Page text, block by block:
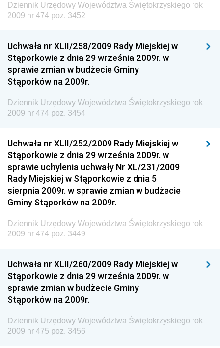
Dziennik Urzędowy Ministra Rozwoju, Pracy i
Dziennik Urzędowy Ministra Kultury, Dziedzictwa
Narodowego i Sportu
Dziennik Urzędowy Ministra Rodziny i Polityki
Społecznej
Dziennik Urzędowy Komendy Głównej Straży
Granicznej
Drogowego
Dziennik Urzędowy Narodowego Banku Polskiego
Dziennik Urzędowy Komendy Głównej Policji
Dziennik Urzędowy Ministra Pracy i Polityki
Społecznej
Dziennik Urzędowy Ministra Transportu, Budownictwa
i Gospodarki Morskiej
Dziennik Urzędowy Ministra Spraw Zagranicznych
Dziennik Urzędowy Centralnego Biura
Antykorupcyjnego
Wewnętrznego
Dziennik Urzędowy Urzędu Patentowego
Dziennik Urzędowy Województwa Świętokrzyskiego rok
2009 nr 474 poz. 3452
Uchwała nr XLII/258/2009 Rady Miejskiej w
Stąporkowie z dnia 29 września 2009r. w
sprawie zmian w budżecie Gminy
Stąporków na 2009r.
Dziennik Urzędowy Województwa Świętokrzyskiego rok
2009 nr 474 poz. 3454
Uchwała nr XLII/252/2009 Rady Miejskiej w
Stąporkowie z dnia 29 września 2009r. w
sprawie uchylenia uchwały Nr XL/231/2009
Rady Miejskiej w Stąporkowie z dnia 5
sierpnia 2009r. w sprawie zmian w budżecie
Gminy Stąporków na 2009r.
Dziennik Urzędowy Województwa Świętokrzyskiego rok
2009 nr 474 poz. 3449
Uchwała nr XLII/260/2009 Rady Miejskiej w
Stąporkowie z dnia 29 września 2009r. w
sprawie zmian w budżecie Gminy
Stąporków na 2009r.
Dziennik Urzędowy Województwa Świętokrzyskiego rok
2009 nr 475 poz. 3456